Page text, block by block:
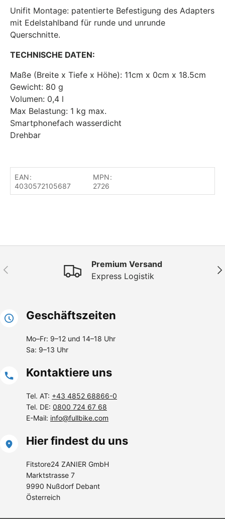
Unifit Montage: patentierte Befestigung des Adapters
mit Edelstahlband für runde und unrunde
Querschnitte.
TECHNISCHE DATEN:
Maße (Breite x Tiefe x Höhe): 11cm x 0cm x 18.5cm
Gewicht: 80 g
Volumen: 0,4 l
Max Belastung: 1 kg max.
Smartphonefach wasserdicht
Drehbar
EAN:
4030572105687
MPN:
2726
Vorherige
Premium Versand
Express Logistik
Geschäftszeiten
Mo–Fr: 9–12 und 14–18 Uhr
Sa: 9–13 Uhr
Kontaktiere uns
Tel. AT: +43 4852 68866-0
Tel. DE: 0800 724 67 68
E-Mail: info@fullbike.com
Hier findest du uns
Fitstore24 ZANIER GmbH
Marktstrasse 7
9990 Nußdorf Debant
Österreich